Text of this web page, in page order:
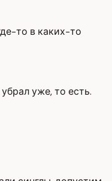
то в каких-то
уже, то есть.